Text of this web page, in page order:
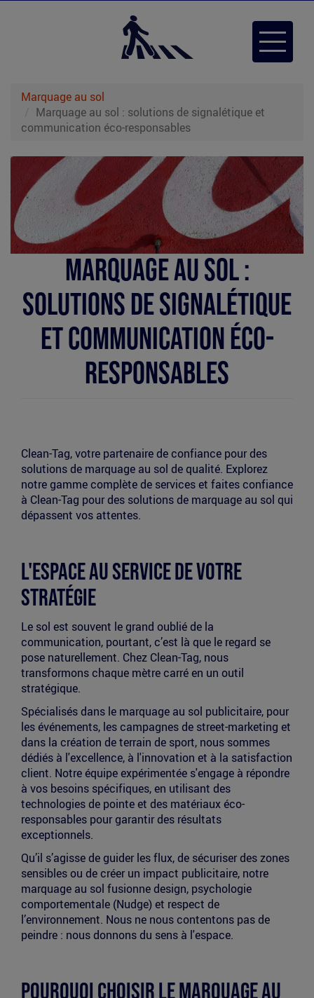
Toggle
Marquage au sol
Marquage au sol : solutions de signalétique et
communication éco-responsables
marquage-
sol-
coca.jpg
Marquage au sol :
solutions de signalétique
et communication éco-
responsables
Clean-Tag, votre partenaire de confiance pour des
solutions de marquage au sol de qualité. Explorez
notre gamme complète de services et faites confiance
à Clean-Tag pour des solutions de marquage au sol qui
dépassent vos attentes.
L'Espace au service de votre
stratégie
Le sol est souvent le grand oublié de la
communication, pourtant, c’est là que le regard se
pose naturellement. Chez Clean-Tag, nous
transformons chaque mètre carré en un outil
stratégique.
Spécialisés dans le marquage au sol publicitaire, pour
les événements, les campagnes de street-marketing et
dans la création de terrain de sport, nous sommes
dédiés à l'excellence, à l'innovation et à la satisfaction
client. Notre équipe expérimentée s'engage à répondre
à vos besoins spécifiques, en utilisant des
technologies de pointe et des matériaux éco-
responsables pour garantir des résultats
exceptionnels.
Qu’il s’agisse de guider les flux, de sécuriser des zones
sensibles ou de créer un impact publicitaire, notre
marquage au sol fusionne design, psychologie
comportementale (Nudge) et respect de
l’environnement. Nous ne nous contentons pas de
peindre : nous donnons du sens à l'espace.